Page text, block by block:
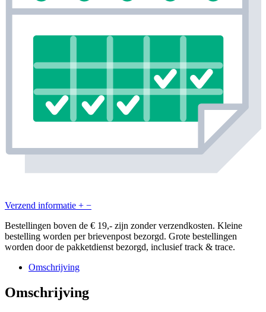
Verzend informatie + −
Bestellingen boven de € 19,- zijn zonder verzendkosten. Kleine
bestelling worden per brievenpost bezorgd. Grote bestellingen
worden door de pakketdienst bezorgd, inclusief track & trace.
Omschrijving
Omschrijving